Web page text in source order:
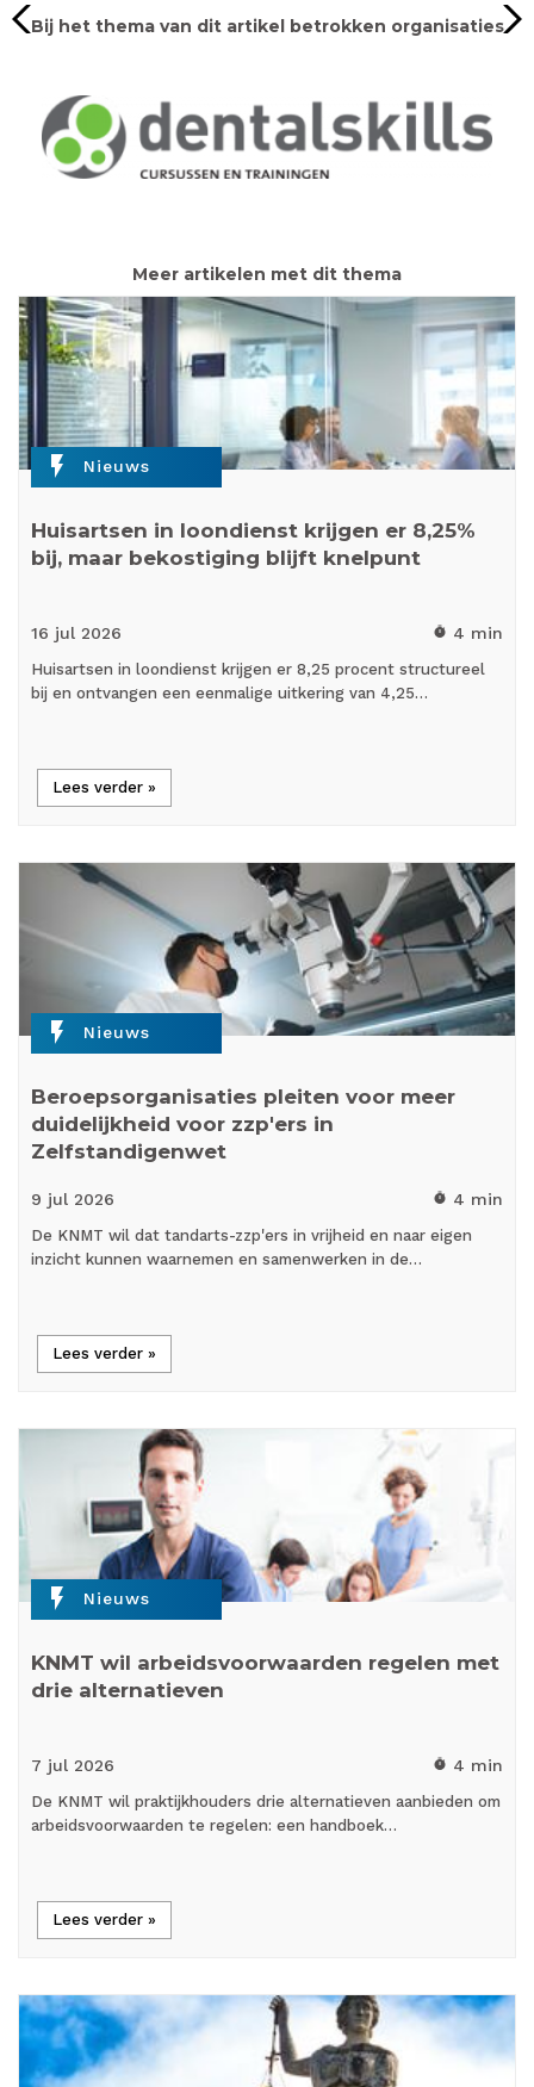
Bij het thema van dit artikel betrokken organisaties
Meer artikelen met dit thema
flash_on Nieuws
Huisartsen in loondienst krijgen er 8,25%
bij, maar bekostiging blijft knelpunt
16 jul 2026 timer 4 min
Huisartsen in loondienst krijgen er 8,25 procent structureel
bij en ontvangen een eenmalige uitkering van 4,25…
Lees verder »
flash_on Nieuws
Beroepsorganisaties pleiten voor meer
duidelijkheid voor zzp'ers in
Zelfstandigenwet
9 jul 2026 timer 4 min
De KNMT wil dat tandarts-zzp'ers in vrijheid en naar eigen
inzicht kunnen waarnemen en samenwerken in de…
Lees verder »
flash_on Nieuws
KNMT wil arbeidsvoorwaarden regelen met
drie alternatieven
7 jul 2026 timer 4 min
De KNMT wil praktijkhouders drie alternatieven aanbieden om
arbeidsvoorwaarden te regelen: een handboek…
Lees verder »